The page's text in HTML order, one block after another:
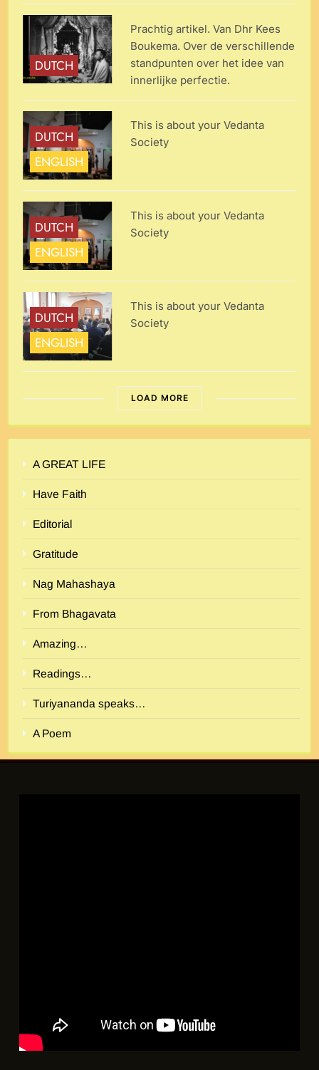
A GREAT LIFE
Have Faith
Editorial
Gratitude
Nag Mahashaya
From Bhagavata
Amazing…
Readings…
Turiyananda speaks…
A Poem
DUTCH
Prachtig artikel. Van Dhr Kees
Boukema. Over de verschillende
standpunten over het idee van
innerlijke perfectie.
DUTCH
ENGLISH
This is about your Vedanta
Society
DUTCH
ENGLISH
This is about your Vedanta
Society
DUTCH
ENGLISH
This is about your Vedanta
Society
LOAD MORE